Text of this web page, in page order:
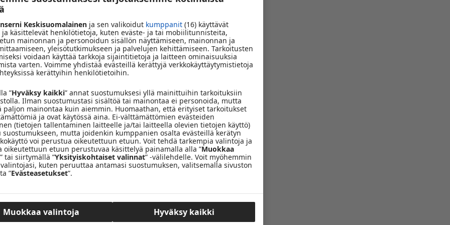
nopeasti 5 minuutissa. Voit pestä autosi hyvällä
on Pesu Paronin puhdistamon tuotetta.
edullista kuukausisopimusta, jonka ansiosta voit
Keskisuomalainen ja sen valikoidut kumppanit (16) käyttävät
ja käsittelevät henkilötietoja, kuten eväste- ja tai mobiilitunnisteita,
mainonnan ja personoidun sisällön näyttämiseen, mainonnan ja
yleisötutkimukseen ja palvelujen kehittämiseen. Tarkoitusten
voidaan käyttää tarkkoja sijaintitietoja ja laitteen ominaisuuksia
varten. Voimme yhdistää evästeillä kerättyjä verkkokäyttäytymistietoja
kerättyihin henkilötietoihin.
”Hyväksy kaikki” annat suostumuksesi yllä mainittuihin tarkoituksiin
Ilman suostumustasi sisältöä tai mainontaa ei personoida, mutta
paljon mainontaa kuin aiemmin. Huomaathan, että erityiset tarkoitukset
ja ovat käytössä aina. Ei-välttämättömien evästeiden
(tietojen tallentaminen laitteelle ja/tai laitteella olevien tietojen käyttö)
suostumukseen, mutta joidenkin kumppanien osalta evästeillä kerätyn
voi perustua oikeutettuun etuun. Voit tehdä tarkempia valintoja ja
oikeutettuun etuun perustuvaa käsittelyä painamalla alla ”Muokkaa
” tai siirtymällä ”Yksityiskohtaiset valinnat” -välilehdelle. Voit myöhemmin
kuten peruuttaa antamasi suostumuksen, valitsemalla sivuston
”Evästeasetukset”.
Hyväksy kaikki
Muokkaa valintoja